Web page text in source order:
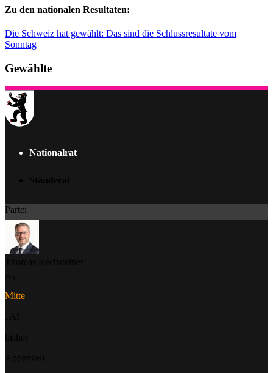
Zu den nationalen Resultaten:
Die Schweiz hat gewählt: Das sind die Schlussresultate vom
Sonntag
Gewählte
Nationalrat
Partei
Mitte